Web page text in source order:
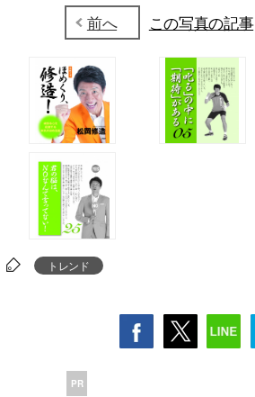
前へ
この写真の記事
トレンド
PR